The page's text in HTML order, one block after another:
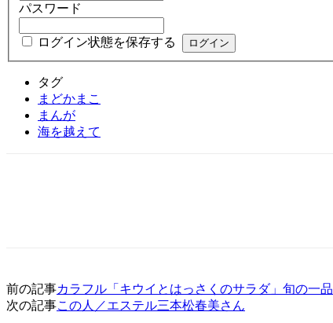
パスワード
ログイン状態を保存する
タグ
まどかまこ
まんが
海を越えて
前の記事カラフル「キウイとはっさくのサラダ」旬の一品
次の記事この人／エステル三本松春美さん